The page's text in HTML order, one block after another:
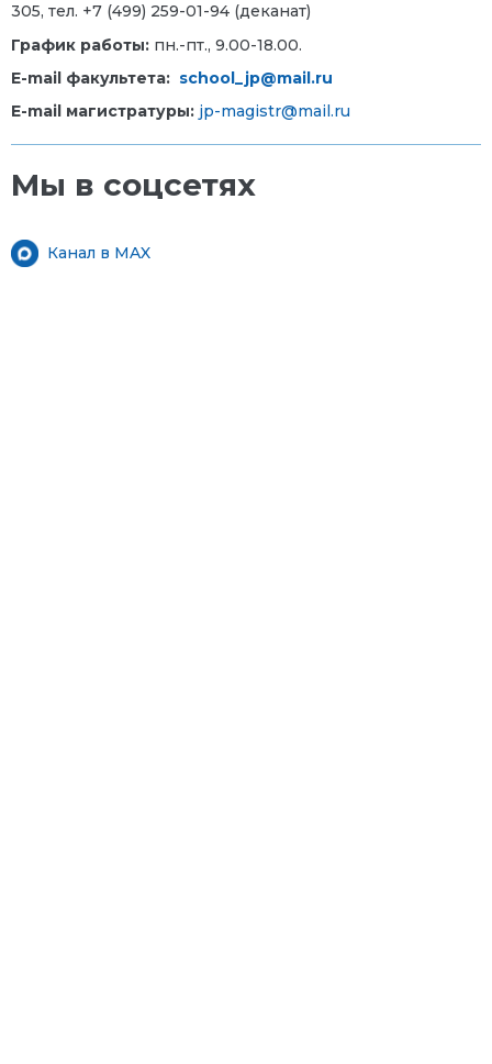
305, тел. +7 (499) 259-01-94 (деканат)
График работы: пн.-пт., 9.00-18.00.
E-mail факультета: school_jp@mail.ru
E-mail магистратуры: jp-magistr@mail.ru
Мы в соцсетях
Канал в MAX